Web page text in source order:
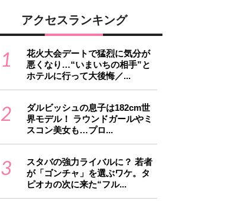
アクセスランキング
1
花火大会デートで猛烈に気分が
悪くなり…“いまいちの相手”と
ホテルに行って大後悔／...
2
ダルビッシュの息子は182cm世
界モデル！ ラウンドガールやミ
スコン美女も…プロ...
3
スタバの強力ライバルに？ 若者
が「ゴンチャ」を選ぶワケ。タ
ピオカの次に来た“フル...